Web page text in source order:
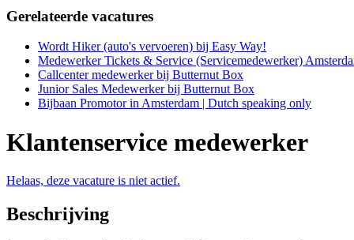
Gerelateerde vacatures
Wordt Hiker (auto's vervoeren) bij Easy Way!
Medewerker Tickets & Service (Servicemedewerker)
Callcenter medewerker bij Butternut Box
Junior Sales Medewerker bij Butternut Box
Bijbaan Promotor in Amsterdam | Dutch speaking only
Klantenservice medewerker
Helaas, deze vacature is niet actief.
Beschrijving